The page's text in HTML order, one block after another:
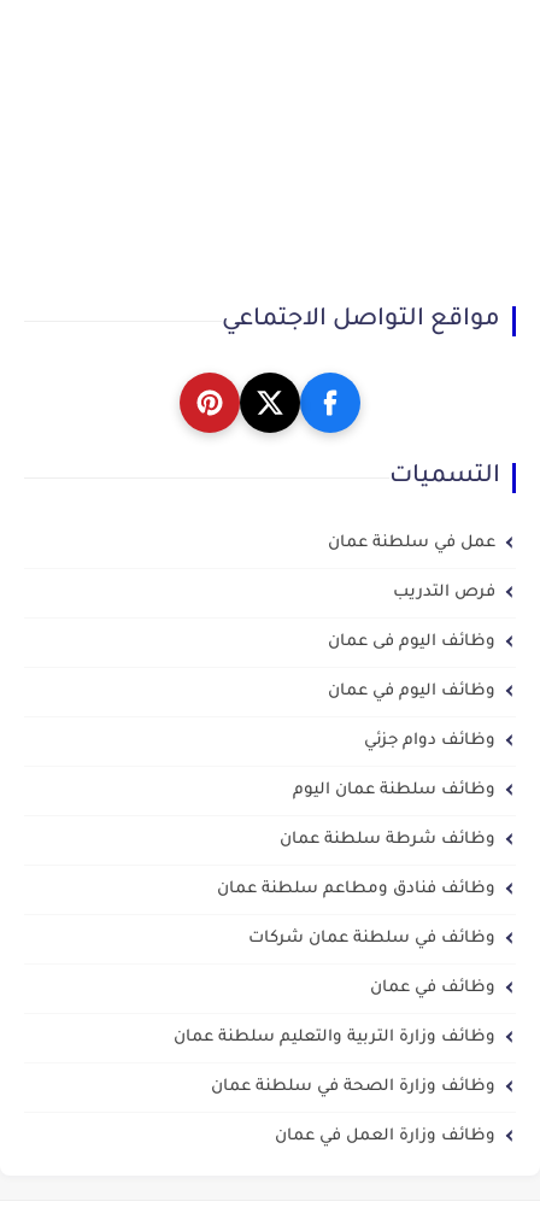
مواقع التواصل الاجتماعي
التسميات
عمل في سلطنة عمان
فرص التدريب
وظائف اليوم فى عمان
وظائف اليوم في عمان
وظائف دوام جزئي
وظائف سلطنة عمان اليوم
وظائف شرطة سلطنة عمان
وظائف فنادق ومطاعم سلطنة عمان
وظائف في سلطنة عمان شركات
وظائف في عمان
وظائف وزارة التربية والتعليم سلطنة عمان
وظائف وزارة الصحة في سلطنة عمان
وظائف وزارة العمل في عمان